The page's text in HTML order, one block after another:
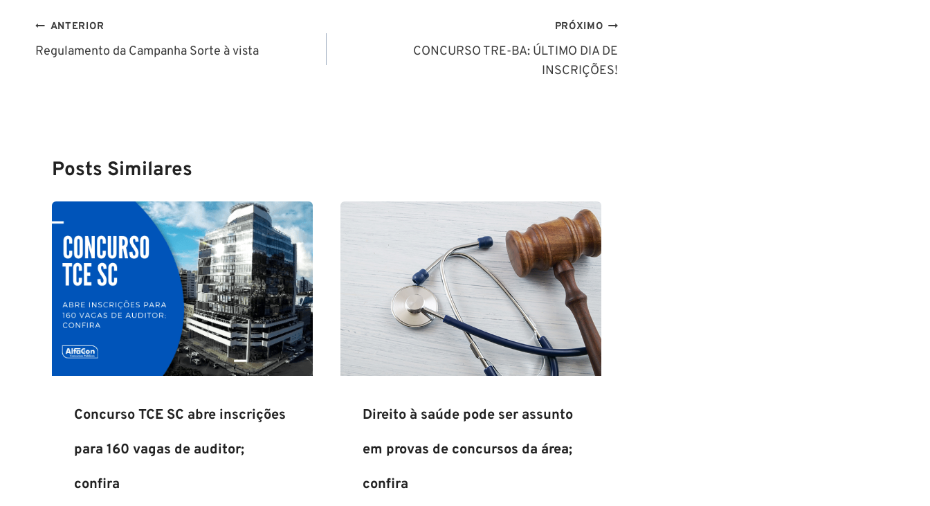
Navegação
de
ANTERIOR
Regulamento da Campanha Sorte à vista
PRÓXIMO
CONCURSO TRE-BA: ÚLTIMO DIA DE
INSCRIÇÕES!
Posts Similares
Concurso TCE SC abre inscrições
para 160 vagas de auditor;
confira
Direito à saúde pode ser assunto
em provas de concursos da área;
confira